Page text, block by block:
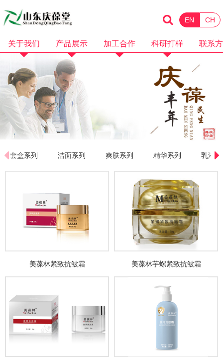
CH
EN
关于我们
企业资质
品牌故事
产品视频
企业视频
产品展示
化妆品
保健食品
加工合作
膏霜加工
乳液加工
洗护加工
洁面卸妆加工
隔离防晒加工
科研打样
微商电商
OEM加工
科研打样
联系
套盒系列 洁面系列 爽肤系列 精华系列 乳液
美葆林紧致抗皱霜 美葆林芋螺紧致抗皱霜